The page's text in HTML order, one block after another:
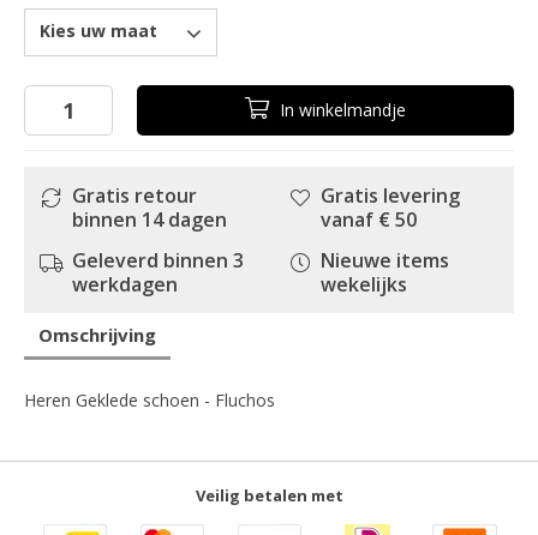
Kies uw maat
In winkelmandje
Gratis retour
binnen 14 dagen
Geleverd binnen 3
werkdagen
Gratis levering
vanaf € 50
Nieuwe items
wekelijks
Omschrijving
Heren Geklede schoen - Fluchos
Veilig betalen met